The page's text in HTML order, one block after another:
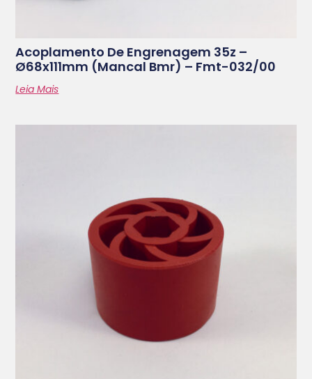
Acoplamento De Engrenagem 35z –
Ø68x111mm (mancal Bmr) – Fmt-032/00
Leia Mais